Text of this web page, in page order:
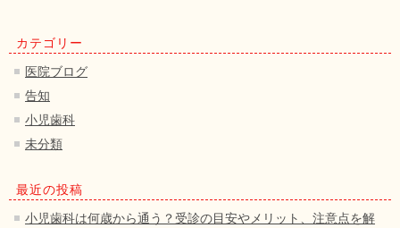
カテゴリー
医院ブログ
告知
小児歯科
未分類
最近の投稿
小児歯科は何歳から通う？受診の目安やメリット、注意点を解